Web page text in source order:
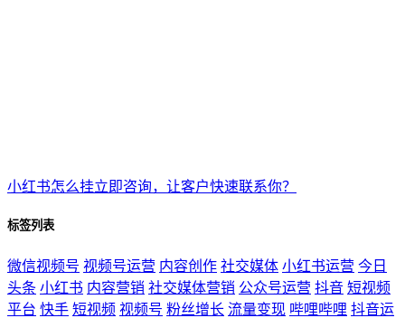
小红书怎么挂立即咨询，让客户快速联系你？
标签列表
微信视频号 视频号运营 内容创作 社交媒体 小红书运营 今日
头条 小红书 内容营销 社交媒体营销 公众号运营 抖音 短视频
平台 快手 短视频 视频号 粉丝增长 流量变现 哔哩哔哩 抖音运